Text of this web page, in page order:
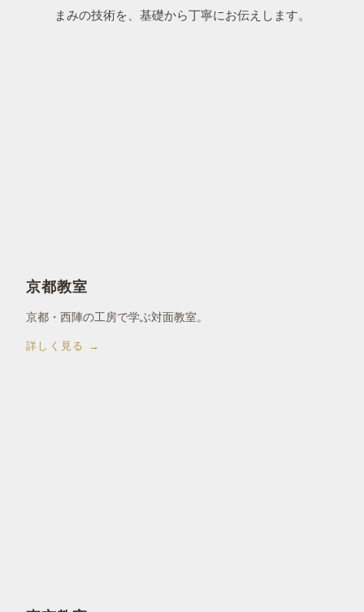
まみの技術を、基礎から丁寧にお伝えします。
京都教室
京都・西陣の工房で学ぶ対面教室。
詳しく見る →